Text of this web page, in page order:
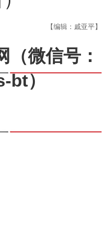
【编辑：戚亚平】
（微信号：
bt）